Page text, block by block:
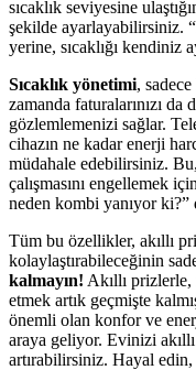
sıcaklık seviyesine
şekilde ayarlayabilirsiniz.
yerine, sıcaklığı kendiniz
Sıcaklık yönetimi,
zamanda faturalarınızı
gözlemlemenizi sağlar.
cihazın ne kadar enerji
müdahale edebilirsiniz.
çalışmasını engellemek
neden kombi yanıyor ki?”
Tüm bu özellikler, akıllı
kolaylaştırabileceğinin
kalmayın! Akıllı
etmek artık geçmişte
önemli olan konfor ve
araya geliyor. Evinizi
artırabilirsiniz. Hayal